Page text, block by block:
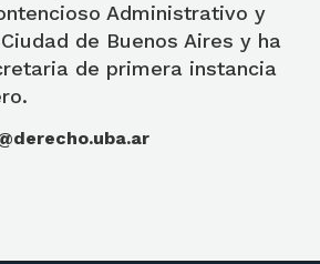
Administrativo y
de Buenos Aires y ha
de primera instancia